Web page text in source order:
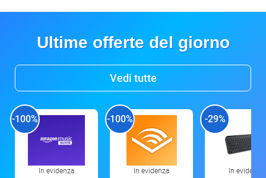
Ultime offerte del giorno
Vedi tutte
-100%
In evidenza
-100%
In evidenza
-29%
In evidenza